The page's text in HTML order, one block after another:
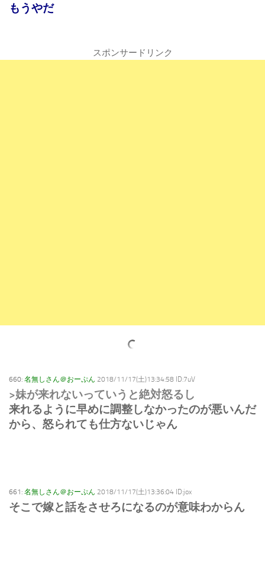
もうやだ
スポンサードリンク
660: 名無しさん＠おーぷん 2018/11/17(土)13:34:58 ID:7uV
>妹が来れないっていうと絶対怒るし
来れるように早めに調整しなかったのが悪いんだ
から、怒られても仕方ないじゃん
661: 名無しさん＠おーぷん 2018/11/17(土)13:36:04 ID:jox
そこで嫁と話をさせろになるのが意味わからん